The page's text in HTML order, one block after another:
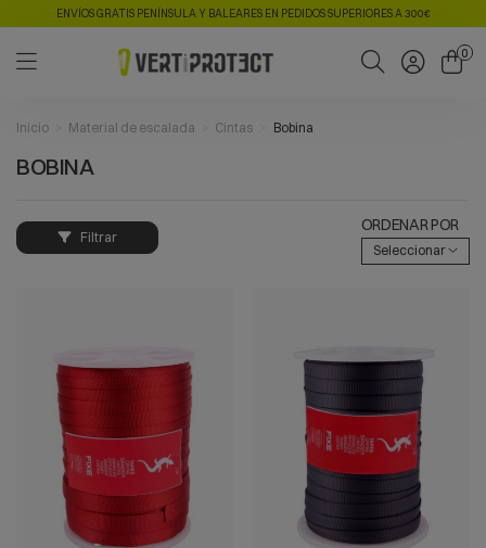
ENVÍOS GRATIS PENÍNSULA Y BALEARES EN PEDIDOS SUPERIORES A 300€
0
Inicio Material de escalada Cintas Bobina
BOBINA
Filtrar
ORDENAR POR
Seleccionar
VISTA RÁPIDA VISTA RÁPIDA